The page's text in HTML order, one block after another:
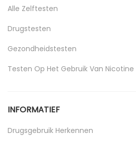
Alle Zelftesten
Drugstesten
Gezondheidstesten
Testen Op Het Gebruik Van Nicotine
INFORMATIEF
Drugsgebruik Herkennen